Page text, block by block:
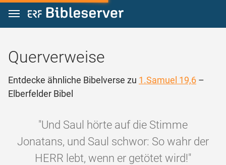
Zum Inhalt springen
Querverweise
Entdecke ähnliche Bibelverse zu 1.Samuel 19,6 –
Elberfelder Bibel
"Und Saul hörte auf die Stimme
Jonatans, und Saul schwor: So wahr der
HERR lebt, wenn er getötet wird!"